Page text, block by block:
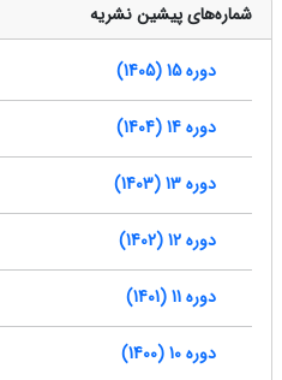
شماره‌های پیشین نشریه
دوره 15 (1405)
دوره 14 (1404)
دوره 13 (1403)
دوره 12 (1402)
دوره 11 (1401)
دوره 10 (1400)